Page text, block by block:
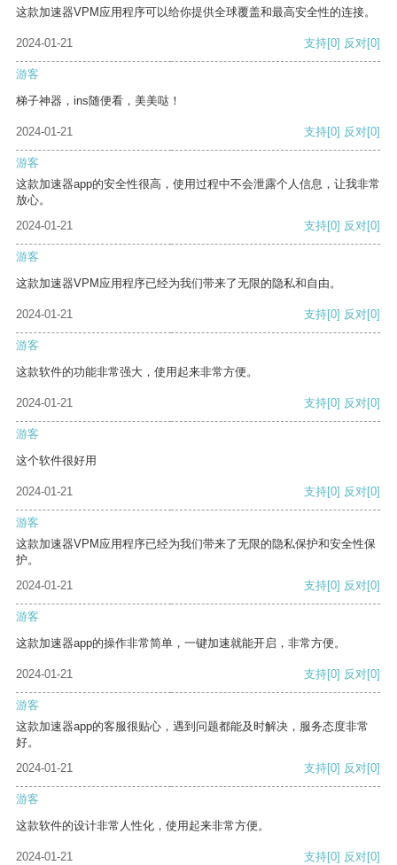
这款加速器VPM应用程序可以给你提供全球覆盖和最高安全性的连接。
2024-01-21 支持[0] 反对[0]
游客
梯子神器，ins随便看，美美哒！
2024-01-21 支持[0] 反对[0]
游客
这款加速器app的安全性很高，使用过程中不会泄露个人信息，让我非常
放心。
2024-01-21
支持[0] 反对[0]
游客
这款加速器VPM应用程序已经为我们带来了无限的隐私和自由。
2024-01-21 支持[0] 反对[0]
游客
这款软件的功能非常强大，使用起来非常方便。
2024-01-21 支持[0] 反对[0]
游客
这个软件很好用
2024-01-21 支持[0] 反对[0]
游客
这款加速器VPM应用程序已经为我们带来了无限的隐私保护和安全性保
护。
2024-01-21
支持[0] 反对[0]
游客
这款加速器app的操作非常简单，一键加速就能开启，非常方便。
2024-01-21 支持[0] 反对[0]
游客
这款加速器app的客服很贴心，遇到问题都能及时解决，服务态度非常
好。
2024-01-21
支持[0] 反对[0]
游客
这款软件的设计非常人性化，使用起来非常方便。
2024-01-21 支持[0] 反对[0]